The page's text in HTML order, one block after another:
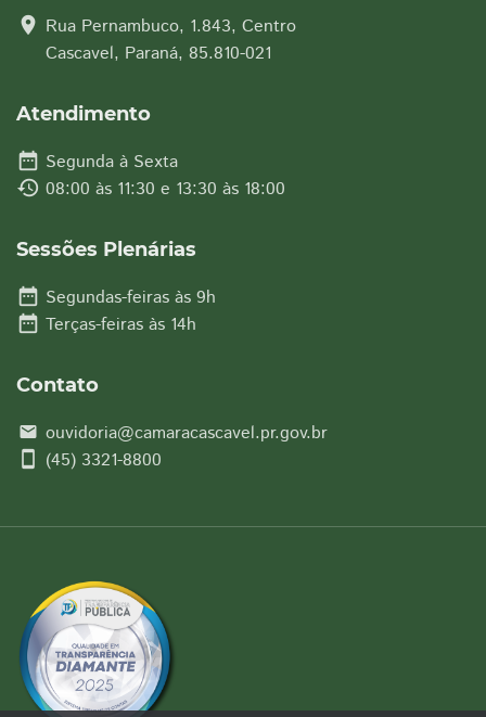
location_on Rua Pernambuco, 1.843, Centro
Cascavel, Paraná, 85.810-021
Atendimento
date_range Segunda à Sexta
history 08:00 às 11:30 e 13:30 às 18:00
Sessões Plenárias
date_range Segundas-feiras às 9h
date_range Terças-feiras às 14h
Contato
email ouvidoria@camaracascavel.pr.gov.br
smartphone (45) 3321-8800